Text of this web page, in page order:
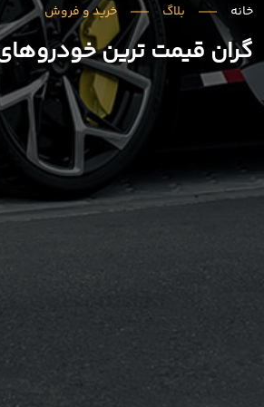
خانه بلاگ خرید و فروش
گران قیمت ترین خودروهای